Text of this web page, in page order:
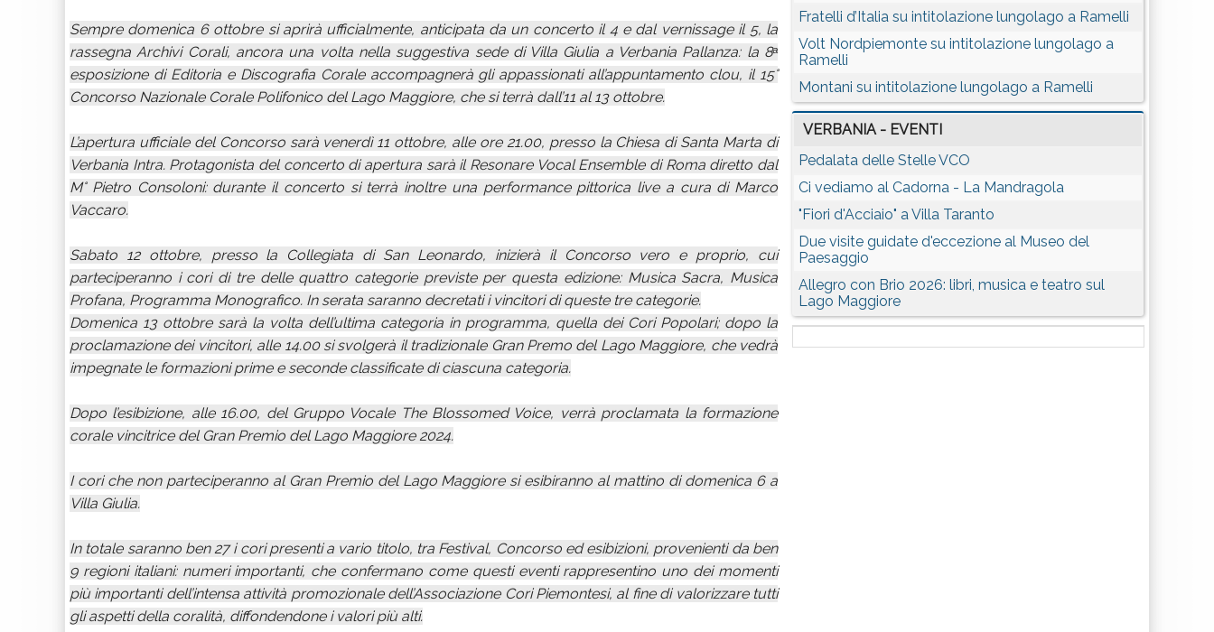
Sempre domenica 6 ottobre si aprirà ufficialmente, anticipata da un concerto il 4 e dal vernissage il 5, la
rassegna Archivi Corali, ancora una volta nella suggestiva sede di Villa Giulia a Verbania Pallanza: la 8ᵃ
esposizione di Editoria e Discografia Corale accompagnerà gli appassionati all’appuntamento clou, il 15°
Concorso Nazionale Corale Polifonico del Lago Maggiore, che si terrà dall’11 al 13 ottobre.
L’apertura ufficiale del Concorso sarà venerdì 11 ottobre, alle ore 21.00, presso la Chiesa di Santa Marta di
Verbania Intra. Protagonista del concerto di apertura sarà il Resonare Vocal Ensemble di Roma diretto dal
M° Pietro Consoloni: durante il concerto si terrà inoltre una performance pittorica live a cura di Marco
Vaccaro.
Sabato 12 ottobre, presso la Collegiata di San Leonardo, inizierà il Concorso vero e proprio, cui
parteciperanno i cori di tre delle quattro categorie previste per questa edizione: Musica Sacra, Musica
Profana, Programma Monografico. In serata saranno decretati i vincitori di queste tre categorie.
Domenica 13 ottobre sarà la volta dell’ultima categoria in programma, quella dei Cori Popolari; dopo la
proclamazione dei vincitori, alle 14.00 si svolgerà il tradizionale Gran Premo del Lago Maggiore, che vedrà
impegnate le formazioni prime e seconde classificate di ciascuna categoria.
Dopo l’esibizione, alle 16.00, del Gruppo Vocale The Blossomed Voice, verrà proclamata la formazione
corale vincitrice del Gran Premio del Lago Maggiore 2024.
I cori che non parteciperanno al Gran Premio del Lago Maggiore si esibiranno al mattino di domenica 6 a
Villa Giulia.
In totale saranno ben 27 i cori presenti a vario titolo, tra Festival, Concorso ed esibizioni, provenienti da ben
9 regioni italiani: numeri importanti, che confermano come questi eventi rappresentino uno dei momenti
più importanti dell’intensa attività promozionale dell’Associazione Cori Piemontesi, al fine di valorizzare tutti
gli aspetti della coralità, diffondendone i valori più alti.
Fratelli d’Italia su intitolazione lungolago a Ramelli
Volt Nordpiemonte su intitolazione lungolago a
Ramelli
Montani su intitolazione lungolago a Ramelli
VERBANIA - EVENTI
Pedalata delle Stelle VCO
Ci vediamo al Cadorna - La Mandragola
"Fiori d'Acciaio" a Villa Taranto
Due visite guidate d'eccezione al Museo del
Paesaggio
Allegro con Brio 2026: libri, musica e teatro sul
Lago Maggiore